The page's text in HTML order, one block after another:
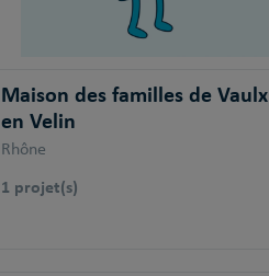
Maison des familles de Vaulx
en Velin
Rhône
1 projet(s)